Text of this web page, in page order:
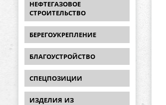
НЕФТЕГАЗОВОЕ
СТРОИТЕЛЬСТВО
БЕРЕГОУКРЕПЛЕНИЕ
БЛАГОУСТРОЙСТВО
СПЕЦПОЗИЦИИ
ИЗДЕЛИЯ ИЗ